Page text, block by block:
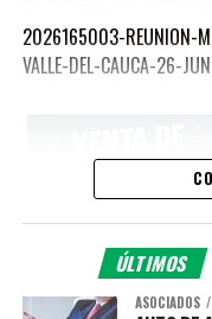
2026165003-REUNION-
VALLE-DEL-CAUCA-26-
ÚLTIMOS
ASOCIADOS